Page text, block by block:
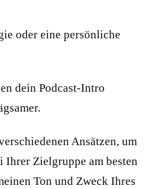
oder eine persönliche
dein Podcast-Intro
Ansätzen, um
Ihrer Zielgruppe am besten
Ton und Zweck Ihres